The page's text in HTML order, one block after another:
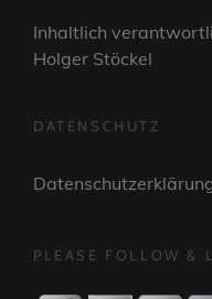
Inhaltlich
Holger Stöckel
DATENSCHUTZ
PLEASE FOLLOW &